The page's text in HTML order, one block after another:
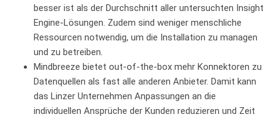
besser ist als der Durchschnitt aller untersuchten Insight
Engine-Lösungen. Zudem sind weniger menschliche
Ressourcen notwendig, um die Installation zu managen
und zu betreiben.
Mindbreeze bietet out-of-the-box mehr Konnektoren zu
Datenquellen als fast alle anderen Anbieter. Damit kann
das Linzer Unternehmen Anpassungen an die
individuellen Ansprüche der Kunden reduzieren und Zeit